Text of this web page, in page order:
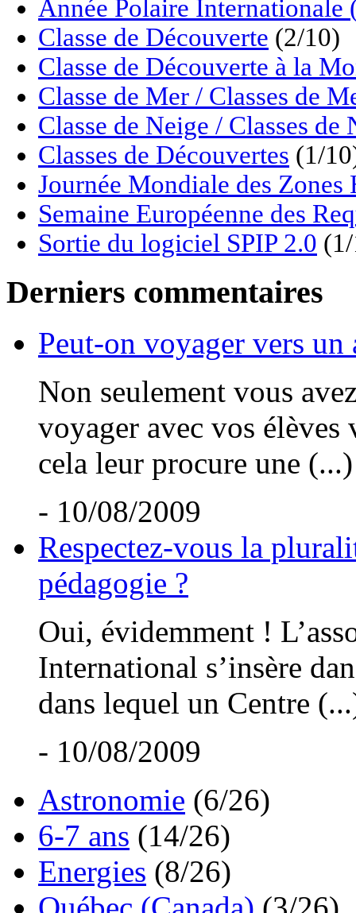
Année Polaire Internationale
Classe de Découverte (2/10)
Classe de Découverte à la
Classe de Mer / Classes de
Classe de Neige / Classes de
Classes de Découvertes (1/
Journée Mondiale des
Semaine Européenne des
Sortie du logiciel SPIP 2.0
Derniers commentaires
Peut-on voyager vers un
Non seulement vous
voyager avec vos élèves
cela leur procure une (...)
- 10/08/2009
Respectez-vous la
pédagogie ?
Oui, évidemment !
International s’insère
dans lequel un Centre
- 10/08/2009
Astronomie (6/26)
6-7 ans (14/26)
Energies (8/26)